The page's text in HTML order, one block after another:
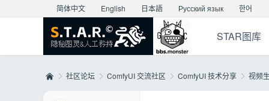
简体中文 English 日本語 Русский язык 한어
STAR图库
社区论坛 ComfyUI 交流社区 ComfyUI 技术分享 视频